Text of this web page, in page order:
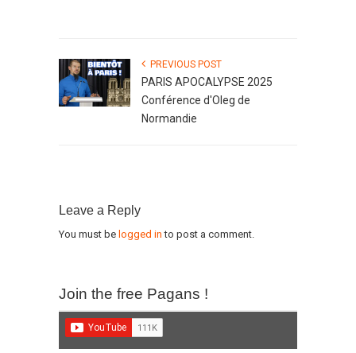
PREVIOUS POST
PARIS APOCALYPSE 2025
Conférence d'Oleg de
Normandie
Leave a Reply
You must be logged in to post a comment.
Join the free Pagans !